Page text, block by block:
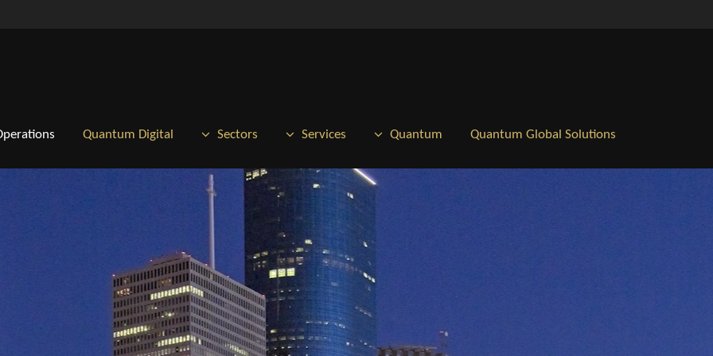
Quantum Global Solutions
Quantum
Services
Sectors
Quantum Digital